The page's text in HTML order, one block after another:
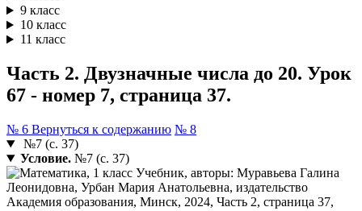
9 класс
10 класс
11 класс
Часть 2. Двузначные числа до 20. Урок
67 - номер 7, страница 37.
№ 6 Вернуться к содержанию № 8
№7 (с. 37)
Условие.№7 (с. 37)